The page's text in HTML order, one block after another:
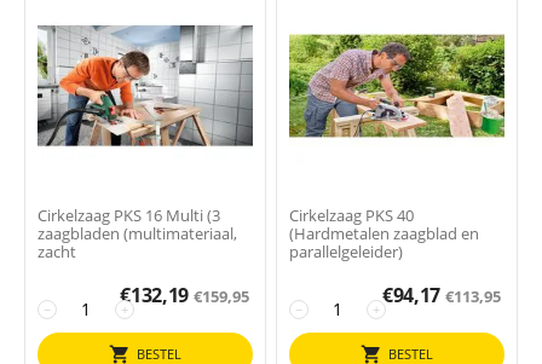
Cirkelzaag PKS 16 Multi (3
zaagbladen (multimateriaal,
zacht
+
−
€132,19 €159,95
BESTEL
Cirkelzaag PKS 40
(Hardmetalen zaagblad en
parallelgeleider)
+
−
€94,17 €113,95
BESTEL